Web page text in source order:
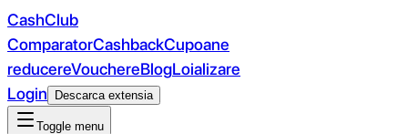
CashClub
ComparatorCashbackCupoane
reducereVouchereBlogLoializare
Login
Descarca extensia
Toggle menu